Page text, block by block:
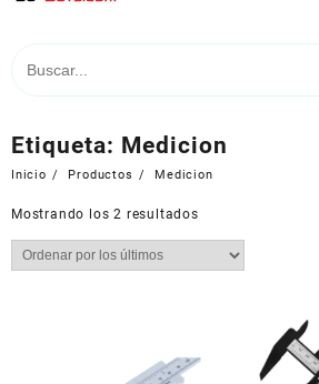
Etiqueta: Medicion
Inicio Productos Medicion
Mostrando los 2 resultadosOrdenado
por